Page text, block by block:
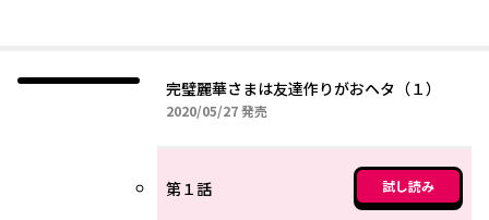
完璧麗華さまは友達作りがおヘタ（１）
2020/05/272020年05月27日
発売
第１話 試し読み